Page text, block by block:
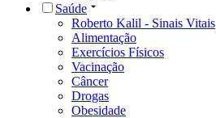
Saúde
Roberto Kalil - Sinais Vitais
Alimentação
Exercícios Físicos
Vacinação
Câncer
Drogas
Obesidade